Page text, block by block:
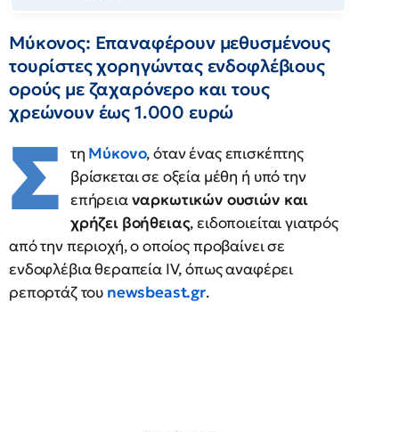
Μύκονος: Επαναφέρουν μεθυσμένους
τουρίστες χορηγώντας ενδοφλέβιους
ορούς με ζαχαρόνερο και τους
χρεώνουν έως 1.000 ευρώ
Σ τη Μύκονο, όταν ένας επισκέπτης
βρίσκεται σε οξεία μέθη ή υπό την
επήρειαναρκωτικών ουσιών και
χρήζει βοήθειας, ειδοποιείται γιατρός
από την περιοχή, ο οποίος προβαίνει σε
ενδοφλέβια θεραπεία IV, όπως αναφέρει
ρεπορτάζ του newsbeast.gr.